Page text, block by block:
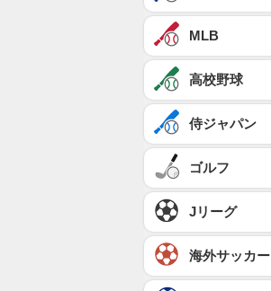
MLB
高校野球
侍ジャパン
ゴルフ
Jリーグ
海外サッカー